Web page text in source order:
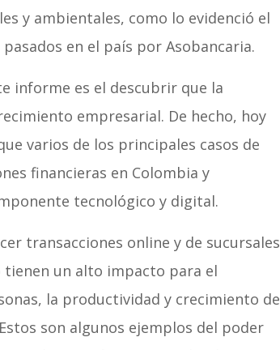
y ambientales, como lo evidenció el
en el país por Asobancaria.
informe es el descubrir que la
empresarial. De hecho, hoy
varios de los principales casos de
financieras en Colombia y
tecnológico y digital.
transacciones online y de sucursales
un alto impacto para el
la productividad y crecimiento de
son algunos ejemplos del poder